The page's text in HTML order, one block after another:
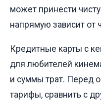
может принести
напрямую зависит от
Кредитные карты с
для любителей
и суммы трат. Перед
тарифы, сравнить с